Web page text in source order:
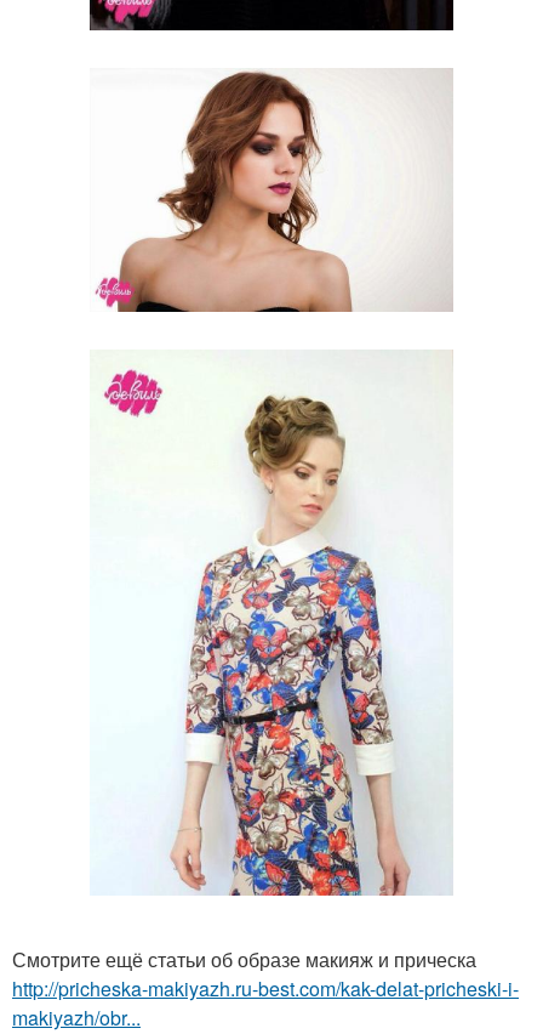
Смотрите ещё статьи об образе макияж и прическа
http://pricheska-makiyazh.ru-best.com/kak-delat-pricheski-i-
makiyazh/obr...